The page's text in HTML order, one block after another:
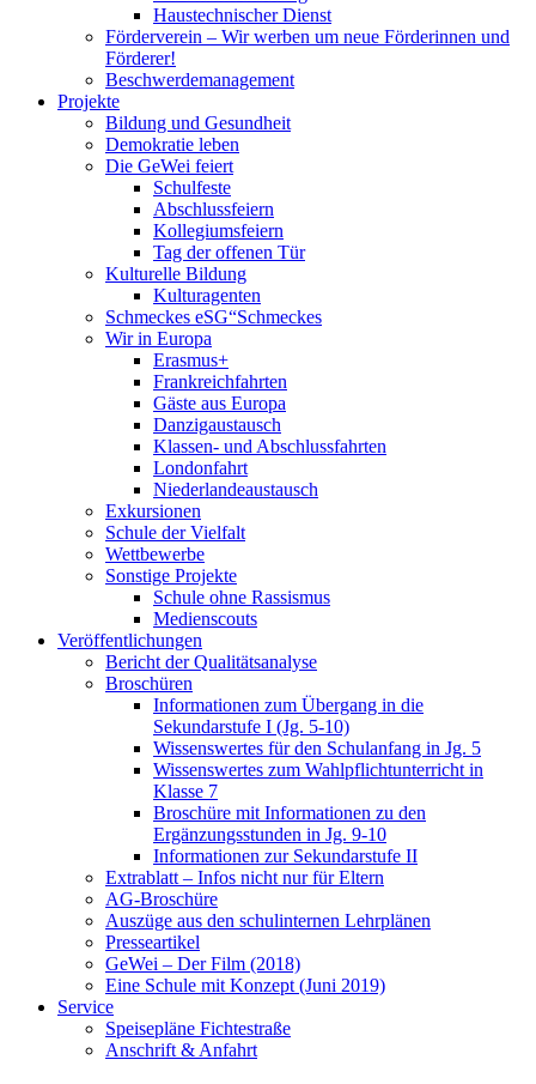
Haustechnischer Dienst
Förderverein – Wir werben um neue Förderinnen und
Förderer!
Beschwerdemanagement
Projekte
Bildung und Gesundheit
Demokratie leben
Die GeWei feiert
Schulfeste
Abschlussfeiern
Kollegiumsfeiern
Tag der offenen Tür
Kulturelle Bildung
Kulturagenten
Schmeckes eSG“Schmeckes
Wir in Europa
Erasmus+
Frankreichfahrten
Gäste aus Europa
Danzigaustausch
Klassen- und Abschlussfahrten
Londonfahrt
Niederlandeaustausch
Exkursionen
Schule der Vielfalt
Wettbewerbe
Sonstige Projekte
Schule ohne Rassismus
Medienscouts
Veröffentlichungen
Bericht der Qualitätsanalyse
Broschüren
Informationen zum Übergang in die
Sekundarstufe I (Jg. 5-10)
Wissenswertes für den Schulanfang in Jg. 5
Wissenswertes zum Wahlpflichtunterricht in
Klasse 7
Broschüre mit Informationen zu den
Ergänzungsstunden in Jg. 9-10
Informationen zur Sekundarstufe II
Extrablatt – Infos nicht nur für Eltern
AG-Broschüre
Auszüge aus den schulinternen Lehrplänen
Presseartikel
GeWei – Der Film (2018)
Eine Schule mit Konzept (Juni 2019)
Service
Speisepläne Fichtestraße
Anschrift & Anfahrt